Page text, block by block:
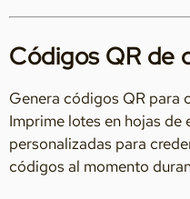
Códigos QR de
Genera códigos QR para
Imprime lotes en hojas
personalizadas para
códigos al momento